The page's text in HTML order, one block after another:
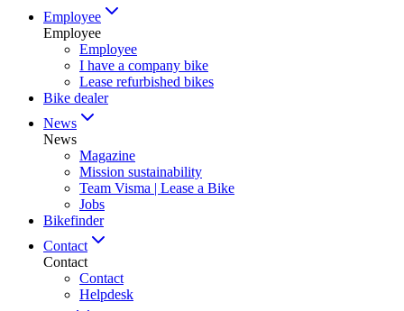
Employee
Employee
Employee
I have a company bike
Lease refurbished bikes
Bike dealer
News
News
Magazine
Mission sustainability
Team Visma | Lease a Bike
Jobs
Bikefinder
Contact
Contact
Contact
Helpdesk